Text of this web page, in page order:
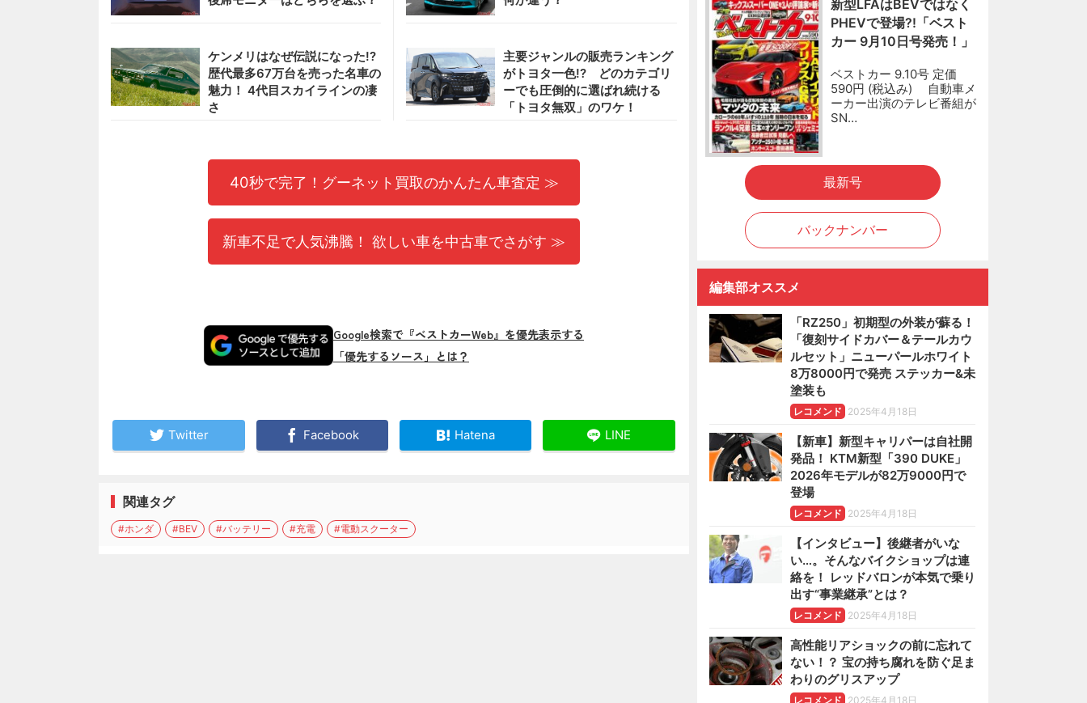
ケンメリはなぜ伝説になった!?
歴代最多67万台を売った名車の
魅力！ 4代目スカイラインの凄
さ
主要ジャンルの販売ランキング
がトヨタ一色!? どのカテゴリ
ーでも圧倒的に選ばれ続ける
「トヨタ無双」のワケ！
40秒で完了！グーネット買取のかんたん車査定 ≫
新車不足で人気沸騰！ 欲しい車を中古車でさがす ≫
Google検索で『ベストカーWeb』を優先表示する
「優先するソース」とは？
Twitter Facebook Hatena LINE
関連タグ
#ホンダ #BEV #バッテリー #充電 #電動スクーター
新型LFAはBEVではなく
PHEVで登場?!「ベスト
カー 9月10日号発売！」
ベストカー 9.10号 定価
590円 (税込み) 自動車メ
ーカー出演のテレビ番組が
SN…
最新号
バックナンバー
編集部オススメ
「RZ250」初期型の外装が蘇る！
「復刻サイドカバー＆テールカウ
ルセット」ニューパールホワイト
8万8000円で発売 ステッカー&未
塗装も
レコメンド 2025年4月18日
【新車】新型キャリパーは自社開
発品！ KTM新型「390 DUKE」
2026年モデルが82万9000円で
登場
レコメンド 2025年4月18日
【インタビュー】後継者がいな
い…。そんなバイクショップは連
絡を！ レッドバロンが本気で乗り
出す“事業継承”とは？
レコメンド 2025年4月18日
高性能リアショックの前に忘れて
ない！？ 宝の持ち腐れを防ぐ足ま
わりのグリスアップ
レコメンド 2025年4月18日